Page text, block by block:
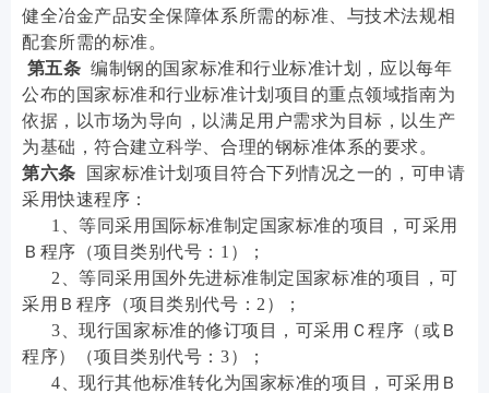
健全冶金产品安全保障体系所需的标准、与技术法规相
配套所需的标准。
第五条 编制钢的国家标准和行业标准计划，应以每年
公布的国家标准和行业标准计划项目的重点领域指南为
依据，以市场为导向，以满足用户需求为目标，以生产
为基础，符合建立科学、合理的钢标准体系的要求。
第六条 国家标准计划项目符合下列情况之一的，可申请
采用快速程序：
1、等同采用国际标准制定国家标准的项目，可采用
Ｂ程序（项目类别代号：1）；
2、等同采用国外先进标准制定国家标准的项目，可
采用Ｂ程序（项目类别代号：2）；
3、现行国家标准的修订项目，可采用Ｃ程序（或Ｂ
程序）（项目类别代号：3）；
4、现行其他标准转化为国家标准的项目，可采用Ｂ